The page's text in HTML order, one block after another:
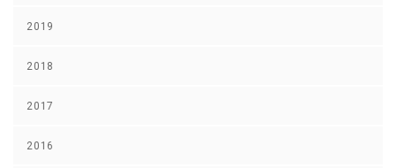
2019
2018
2017
2016